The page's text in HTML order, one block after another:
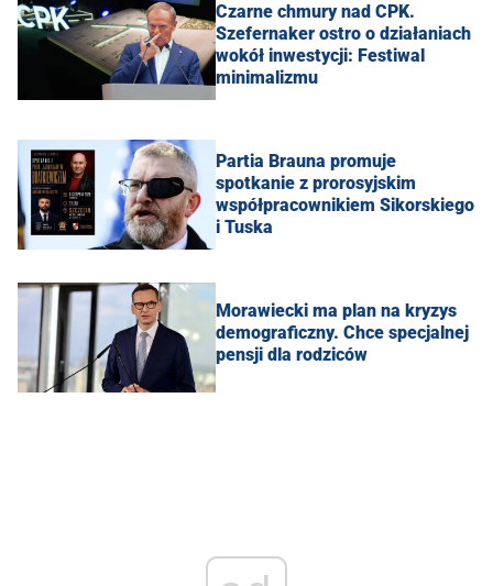
Czarne chmury nad CPK.
Szefernaker ostro o działaniach
wokół inwestycji: Festiwal
minimalizmu
Partia Brauna promuje
spotkanie z prorosyjskim
współpracownikiem Sikorskiego
i Tuska
Morawiecki ma plan na kryzys
demograficzny. Chce specjalnej
pensji dla rodziców